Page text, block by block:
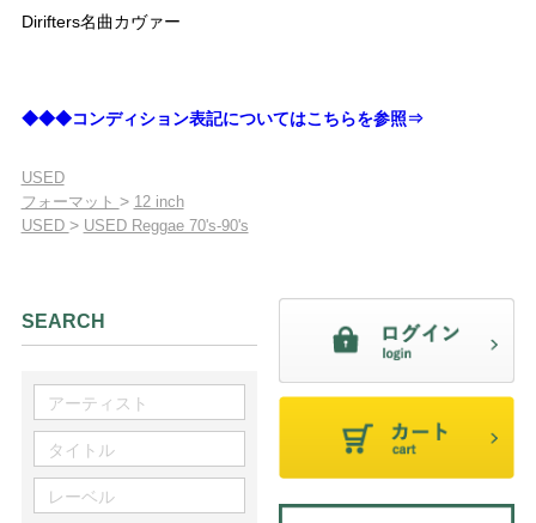
Dirifters名曲カヴァー
◆◆◆コンディション表記についてはこちらを参照⇒
USED
フォーマット > 12 inch
USED > USED Reggae 70's-90's
SEARCH